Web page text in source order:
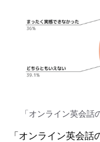
「オンライン英会
「オンライン英会